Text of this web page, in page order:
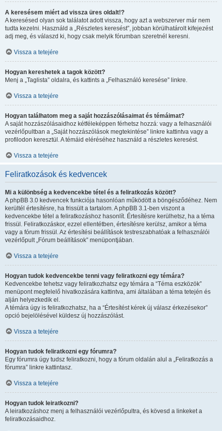
A keresésem miért ad vissza üres oldalt!?
A keresésed olyan sok találatot adott vissza, hogy azt a webszerver már nem
tudta kezelni. Használd a „Részletes keresést”, jobban körülhatárolt kifejezést
adj meg, és válaszd ki, hogy csak melyik fórumban szeretnél keresni.
Vissza a tetejére
Hogyan kereshetek a tagok között?
Menj a „Taglista” oldalra, és kattints a „Felhasználó keresése” linkre.
Vissza a tetejére
Hogyan találhatom meg a saját hozzászólásaimat és témáimat?
A saját hozzászólásaidhoz kétféleképpen férhetsz hozzá: vagy a felhasználói
vezérlőpultban a „Saját hozzászólások megtekintése” linkre kattintva vagy a
profilodon keresztül. A témáid eléréséhez használd a részletes keresést.
Vissza a tetejére
Feliratkozások és kedvencek
Mi a különbség a kedvencekbe tétel és a feliratkozás között?
A phpBB 3.0 kedvencek funkciója hasonlóan működött a böngésződéhez. Nem
kerültél értesítésre, ha frissült a tartalom. A phpBB 3.1-ben viszont a
kedvencekbe tétel a feliratkozáshoz hasonlít. Értesítésre kerülhetsz, ha a téma
frissül. Feliratkozáskor, ezzel ellentétben, értesítésre kerülsz, amikor a téma
vagy a fórum frissül. Az értesítési beállítások testreszabhatóak a felhasználói
vezérlőpult „Fórum beállítások” menüpontjában.
Vissza a tetejére
Hogyan tudok kedvencekbe tenni vagy feliratkozni egy témára?
Kedvencekbe tehetsz vagy feliratkozhatsz egy témára a “Téma eszközök”
menüpont megfelelő hivatkozására kattintva, ami általában a téma tetején és
alján helyezkedik el.
A témára úgy is feliratkozhatsz, ha a “Értesítést kérek új válasz érkezésekor”
opció bejelölésével küldesz új hozzászólást.
Vissza a tetejére
Hogyan tudok feliratkozni egy fórumra?
Egy fórumra úgy tudsz feliratkozni, hogy a fórum oldalán alul a „Feliratkozás a
fórumra” linkre kattintasz.
Vissza a tetejére
Hogyan tudok leiratkozni?
A leiratkozáshoz menj a felhasználói vezérlőpultra, és kövesd a linkeket a
feliratkozásaidhoz.